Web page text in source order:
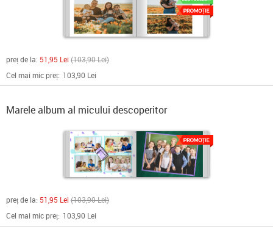
preț de la: 51,95 Lei 103,90 Lei
Cel mai mic preț: 103,90 Lei
Marele album al micului descoperitor
preț de la: 51,95 Lei 103,90 Lei
Cel mai mic preț: 103,90 Lei